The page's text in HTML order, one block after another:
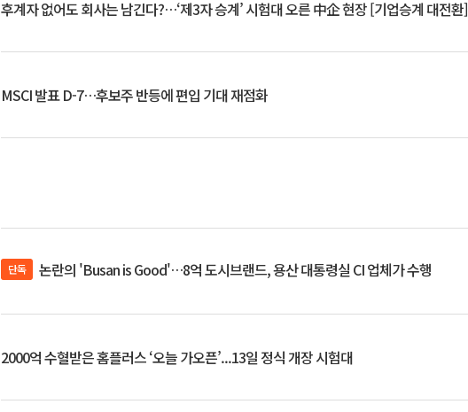
후계자 없어도 회사는 남긴다?…‘제3자 승계’ 시험대 오른 中企 현장 [기업승계 대전환]
MSCI 발표 D-7…후보주 반등에 편입 기대 재점화
단독 논란의 'Busan is Good'…8억 도시브랜드, 용산 대통령실 CI 업체가 수행
2000억 수혈받은 홈플러스 ‘오늘 가오픈’...13일 정식 개장 시험대